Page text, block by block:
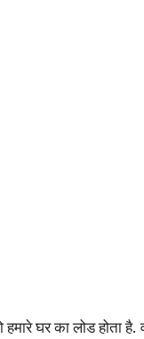
घर का लोड होता